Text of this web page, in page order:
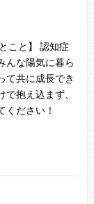
こと】 認知症
んな陽気に暮ら
共に成長でき
抱え込まず、
ください！